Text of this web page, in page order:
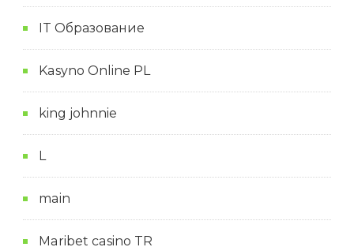
IT Образование
Kasyno Online PL
king johnnie
L
main
Maribet casino TR